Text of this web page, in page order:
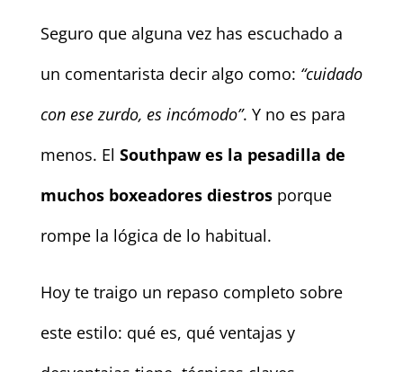
Seguro que alguna vez has escuchado a
un comentarista decir algo como: “cuidado
con ese zurdo, es incómodo”. Y no es para
menos. El Southpaw es la pesadilla de
muchos boxeadores diestrosporque
rompe la lógica de lo habitual.
Hoy te traigo un repaso completo sobre
este estilo: qué es, qué ventajas y